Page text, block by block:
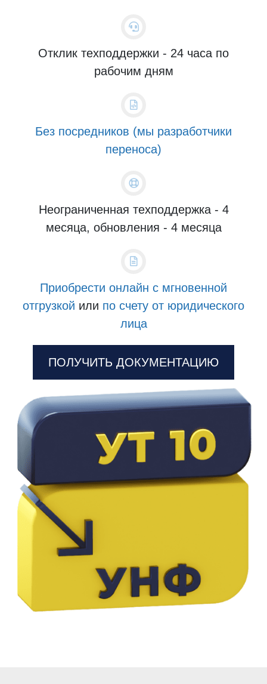
Отклик техподдержки - 24 часа по
рабочим дням
Без посредников (мы разработчики
переноса)
Неограниченная техподдержка - 4
месяца, обновления - 4 месяца
Приобрести онлайн с мгновенной
отгрузкой или по счету от юридического
лица
ПОЛУЧИТЬ ДОКУМЕНТАЦИЮ